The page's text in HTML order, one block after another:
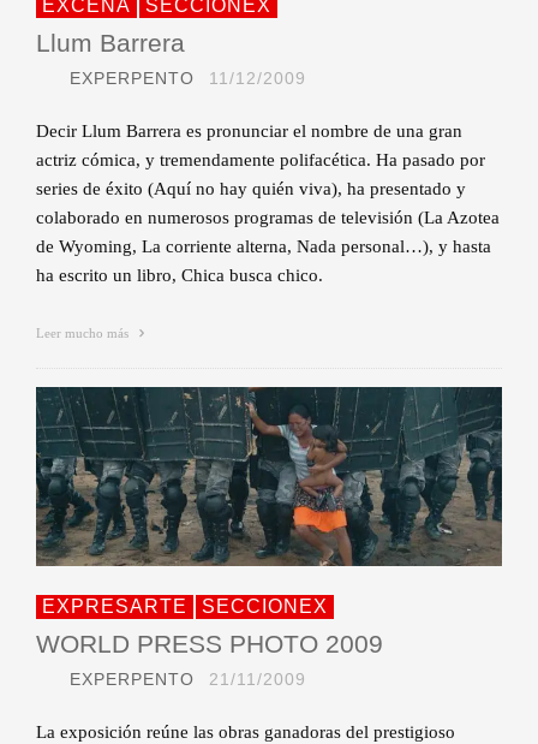
EXCENA SECCIONEX
Llum Barrera
EXPERPENTO 11/12/2009
Decir Llum Barrera es pronunciar el nombre de una gran
actriz cómica, y tremendamente polifacética. Ha pasado por
series de éxito (Aquí no hay quién viva), ha presentado y
colaborado en numerosos programas de televisión (La Azotea
de Wyoming, La corriente alterna, Nada personal…), y hasta
ha escrito un libro, Chica busca chico.
Leer mucho más
EXPRESARTE SECCIONEX
WORLD PRESS PHOTO 2009
EXPERPENTO 21/11/2009
La exposición reúne las obras ganadoras del prestigioso